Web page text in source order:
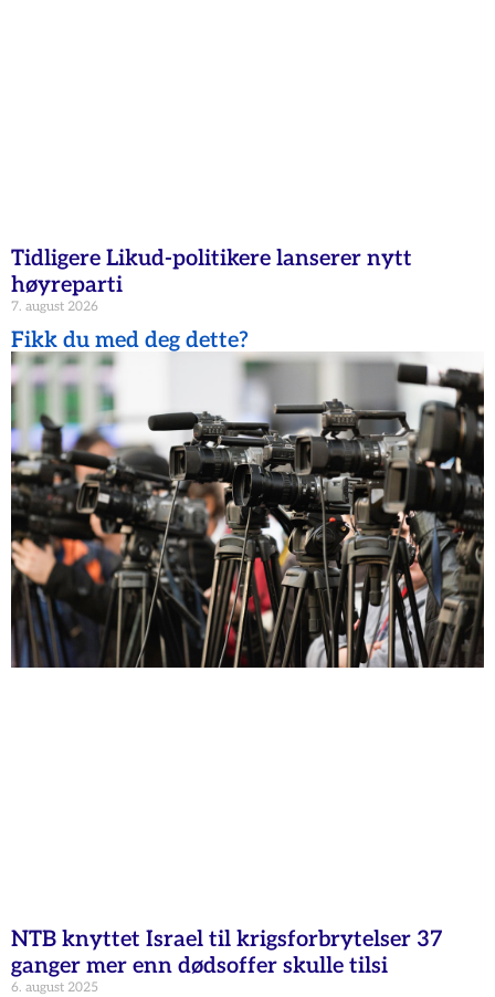
Tidligere Likud-politikere lanserer nytt
høyreparti
7. august 2026
Fikk du med deg dette?
NTB knyttet Israel til krigsforbrytelser 37
ganger mer enn dødsoffer skulle tilsi
6. august 2025